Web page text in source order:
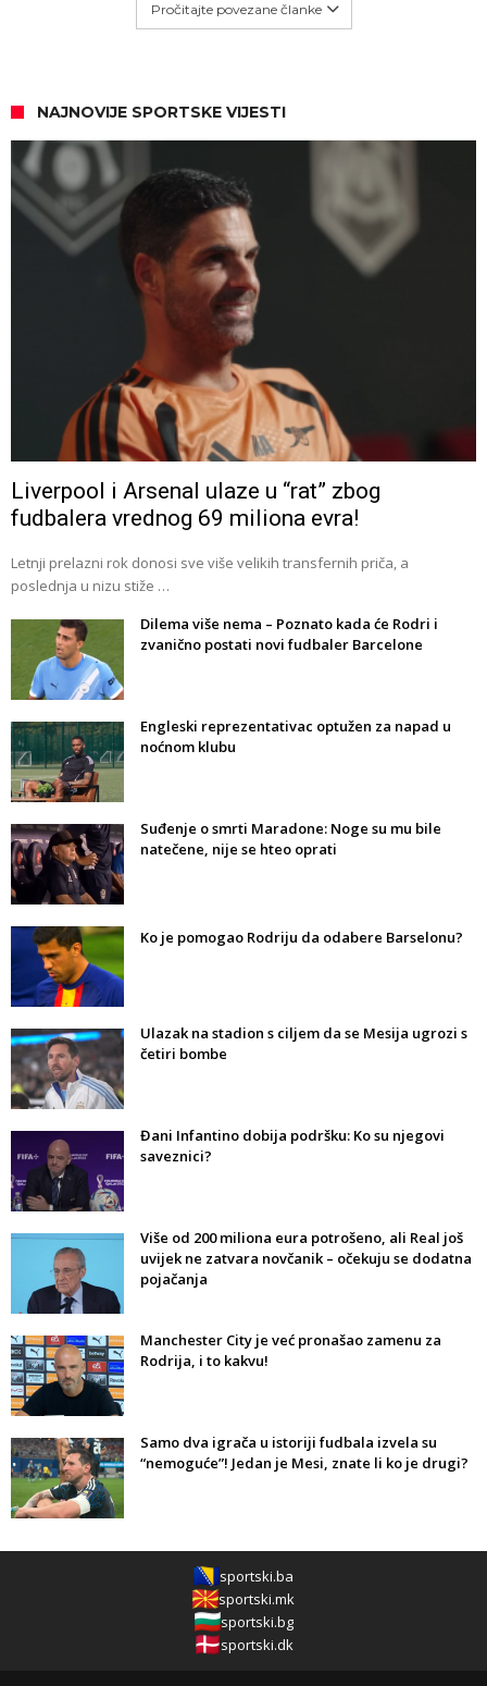
Pročitajte povezane članke
NAJNOVIJE SPORTSKE VIJESTI
Liverpool i Arsenal ulaze u “rat” zbog
fudbalera vrednog 69 miliona evra!
Letnji prelazni rok donosi sve više velikih transfernih priča, a
poslednja u nizu stiže …
Dilema više nema – Poznato kada će Rodri i
zvanično postati novi fudbaler Barcelone
Engleski reprezentativac optužen za napad u
noćnom klubu
Suđenje o smrti Maradone: Noge su mu bile
natečene, nije se hteo oprati
Ko je pomogao Rodriju da odabere Barselonu?
Ulazak na stadion s ciljem da se Mesija ugrozi s
četiri bombe
Đani Infantino dobija podršku: Ko su njegovi
saveznici?
Više od 200 miliona eura potrošeno, ali Real još
uvijek ne zatvara novčanik – očekuju se dodatna
pojačanja
Manchester City je već pronašao zamenu za
Rodrija, i to kakvu!
Samo dva igrača u istoriji fudbala izvela su
“nemoguće”! Jedan je Mesi, znate li ko je drugi?
sportski.ba
sportski.mk
sportski.bg
sportski.dk